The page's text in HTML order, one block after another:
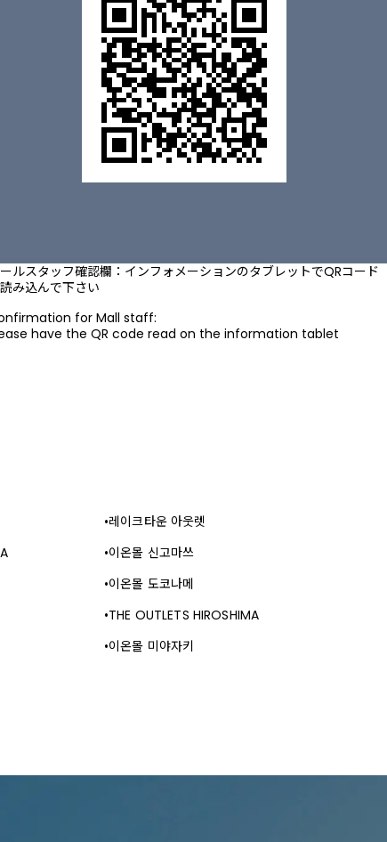
ルスタッフ確認欄：インフォメーションのタブレットでQRコード
み込んで下さい
for Mall staff:
have the QR code read on the information tablet
레이크타운 아웃렛
이온몰 신고마쓰
이온몰 도코나메
THE OUTLETS HIROSHIMA
이온몰 미야자키